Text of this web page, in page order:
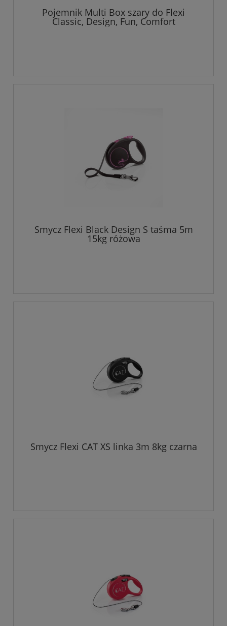
Pojemnik Multi Box szary do Flexi
Classic, Design, Fun, Comfort
Smycz Flexi Black Design S taśma 5m
15kg różowa
Smycz Flexi CAT XS linka 3m 8kg czarna